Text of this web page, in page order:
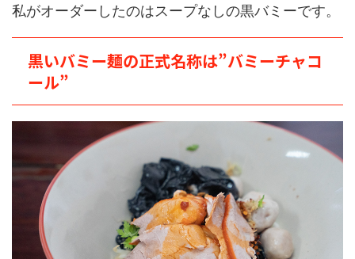
私がオーダーしたのはスープなしの黒バミーです。
黒いバミー麺の正式名称は”バミーチャコ
ール”